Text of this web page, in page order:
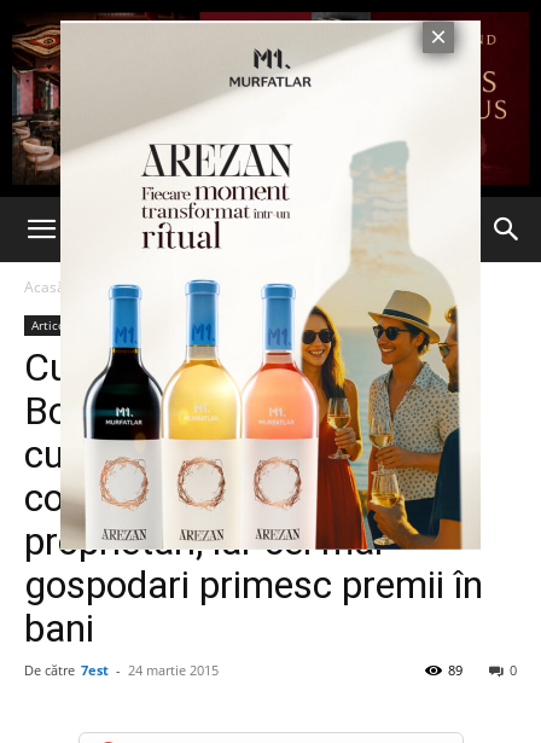
Acasă Articole
Articole
Cum îi motivează Primăria
Botoşani pe cetăţeni să
cureţe oraşul: organizează
concurs între asociaţiile de
proprietari, iar cei mai
gospodari primesc premii în
bani
De către 7est - 24 martie 2015 0
89